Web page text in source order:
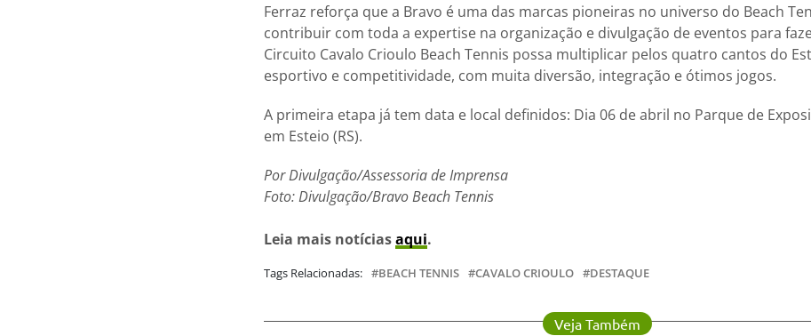
Ferraz reforça que a Bravo é uma das marcas pioneiras no universo do Beach
contribuir com toda a expertise na organização e divulgação de eventos para
Circuito Cavalo Crioulo Beach Tennis possa multiplicar pelos quatro cantos do
esportivo e competitividade, com muita diversão, integração e ótimos jogos.
A primeira etapa já tem data e local definidos: Dia 06 de abril no Parque de
em Esteio (RS).
Por Divulgação/Assessoria de Imprensa
Foto: Divulgação/Bravo Beach Tennis
Leia mais notíciasaqui.
Tags Relacionadas: BEACH TENNIS CAVALO CRIOULO DESTAQUE
Veja Também